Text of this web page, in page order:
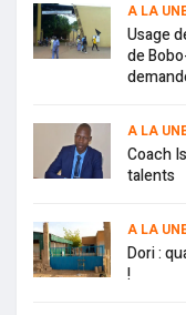
A LA
Usage
de
A LA
Coach
talents
A LA
Dori :
!